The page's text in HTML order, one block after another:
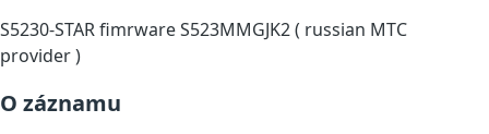
S5230-STAR fimrware S523MMGJK2 ( russian MTC
provider )
O záznamu